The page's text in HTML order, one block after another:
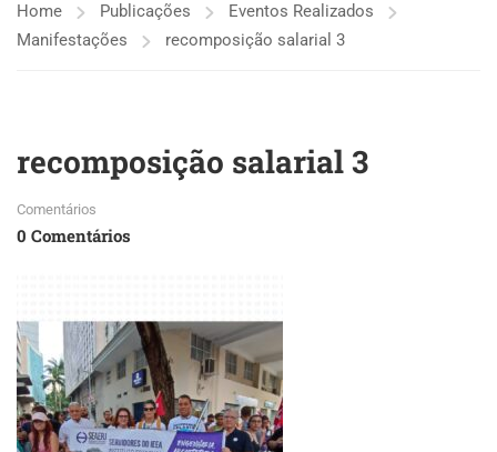
Home Publicações
Eventos Realizados
Manifestações
recomposição salarial 3
recomposição salarial 3
Comentários
0 Comentários